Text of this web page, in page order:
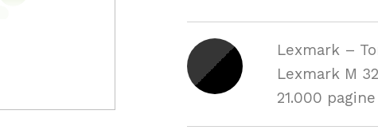
Lexmark –
Lexmark M
21.000